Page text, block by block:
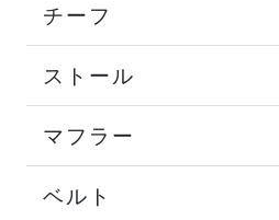
チーフ
ストール
マフラー
ベルト